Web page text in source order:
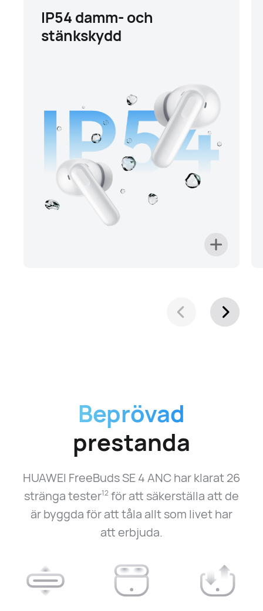
IP54 damm- och
stänkskydd
Beprövad
prestanda
HUAWEI FreeBuds SE 4 ANC har klarat 26
stränga tester12 för att säkerställa att de
är byggda för att tåla allt som livet har
att erbjuda.